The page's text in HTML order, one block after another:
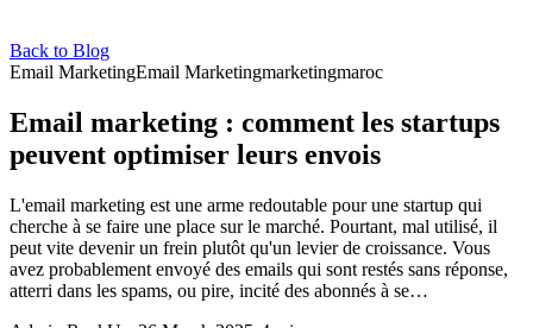
Back to Blog
Email MarketingEmail Marketingmarketingmaroc
Email marketing : comment les startups
peuvent optimiser leurs envois
L'email marketing est une arme redoutable pour une startup qui
cherche à se faire une place sur le marché. Pourtant, mal utilisé, il
peut vite devenir un frein plutôt qu'un levier de croissance. Vous
avez probablement envoyé des emails qui sont restés sans réponse,
atterri dans les spams, ou pire, incité des abonnés à se…